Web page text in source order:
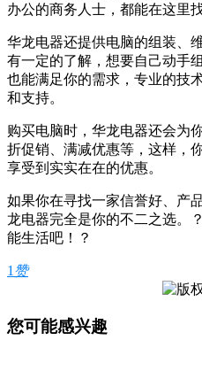
办公的商务人士，都能在这里
华龙电器还提供电脑的组装、
有一定的了解，想要自己动手
也能满足你的需求，专业的技
和支持。
购买电脑时，华龙电器还会为
折促销、满减优惠等，这样，
享受到实实在在的优惠。
如果你在寻找一家信誉好、产
龙电器完全是你的不二之选。
能生活吧！？
1 赞
您可能感兴趣